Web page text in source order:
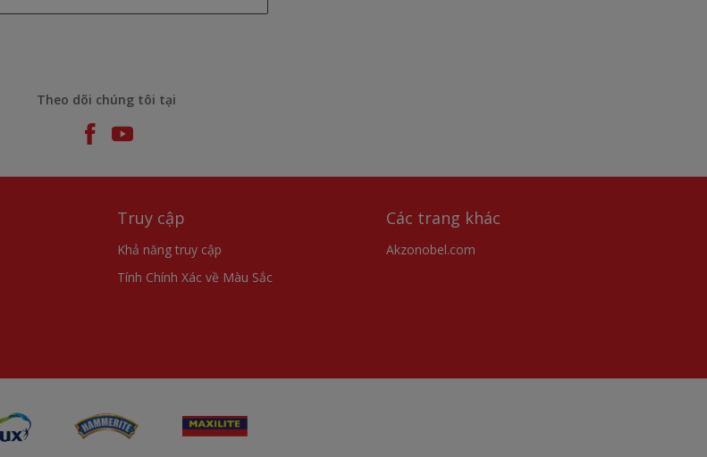
Theo dõi chúng tôi tại
Truy cập
Khả năng truy cập
Tính Chính Xác về Màu Sắc
Các trang khác
Akzonobel.com